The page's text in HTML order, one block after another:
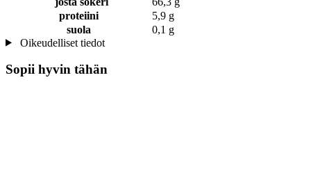
proteiini
5,9 g
suola
0,1 g
Oikeudelliset tiedot
Sopii hyvin tähän